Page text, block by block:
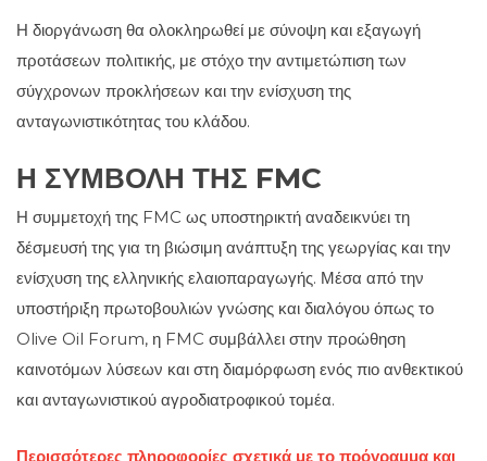
Η διοργάνωση θα ολοκληρωθεί με σύνοψη και εξαγωγή
προτάσεων πολιτικής, με στόχο την αντιμετώπιση των
σύγχρονων προκλήσεων και την ενίσχυση της
ανταγωνιστικότητας του κλάδου.
Η ΣΥΜΒΟΛΉ ΤΗΣ FMC
Η συμμετοχή της FMC ως υποστηρικτή αναδεικνύει τη
δέσμευσή της για τη βιώσιμη ανάπτυξη της γεωργίας και την
ενίσχυση της ελληνικής ελαιοπαραγωγής. Μέσα από την
υποστήριξη πρωτοβουλιών γνώσης και διαλόγου όπως το
Olive Oil Forum, η FMC συμβάλλει στην προώθηση
καινοτόμων λύσεων και στη διαμόρφωση ενός πιο ανθεκτικού
και ανταγωνιστικού αγροδιατροφικού τομέα.
Περισσότερες πληροφορίες σχετικά με το πρόγραμμα και